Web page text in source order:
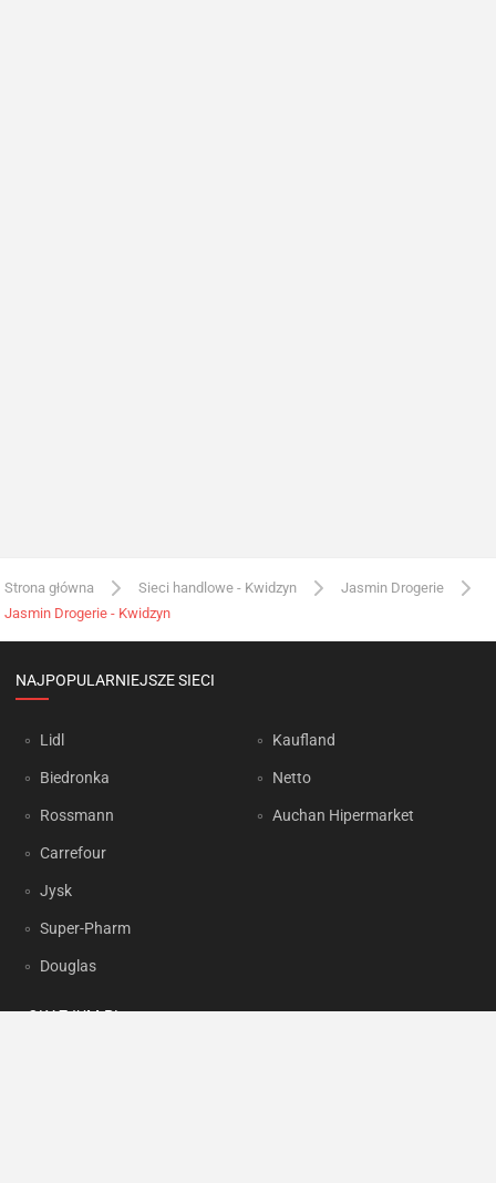
Strona główna Sieci handlowe - Kwidzyn
Jasmin Drogerie
Jasmin Drogerie - Kwidzyn
NAJPOPULARNIEJSZE SIECI
Lidl
Biedronka
Rossmann
Carrefour
Jysk
Super-Pharm
Douglas
Kaufland
Netto
Auchan Hipermarket
OKAZJUM.PL